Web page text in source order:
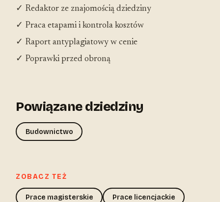
✓ Redaktor ze znajomością dziedziny
✓ Praca etapami i kontrola kosztów
✓ Raport antyplagiatowy w cenie
✓ Poprawki przed obroną
Powiązane dziedziny
Budownictwo
ZOBACZ TEŻ
Prace magisterskie Prace licencjackie